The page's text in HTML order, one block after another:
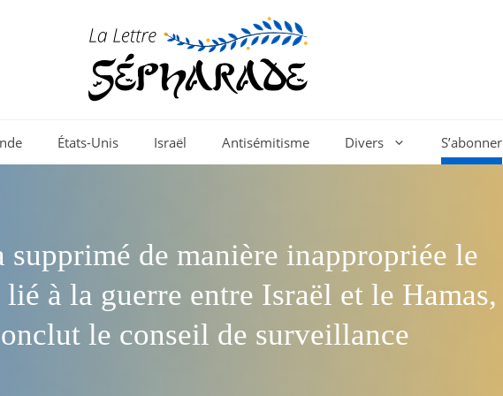
États-Unis Israël Antisémitisme Divers S’abonner
supprimé de manière inappropriée le
à la guerre entre Israël et le Hamas,
le conseil de surveillance